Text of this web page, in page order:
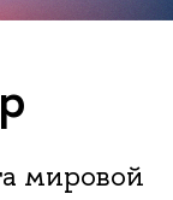
мировой